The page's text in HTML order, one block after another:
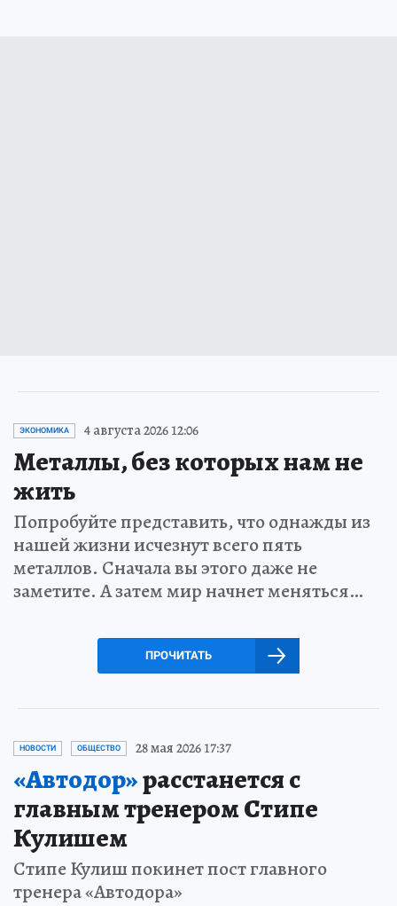
ЭКОНОМИКА 4 августа 2026 12:06
Металлы, без которых нам не
жить
Попробуйте представить, что однажды из
нашей жизни исчезнут всего пять
металлов. Сначала вы этого даже не
заметите. А затем мир начнет меняться…
ПРОЧИТАТЬ
НОВОСТИ ОБЩЕСТВО 28 мая 2026 17:37
«Автодор»расстанется с
главным тренером Стипе
Кулишем
Стипе Кулиш покинет пост главного
тренера «Автодора»